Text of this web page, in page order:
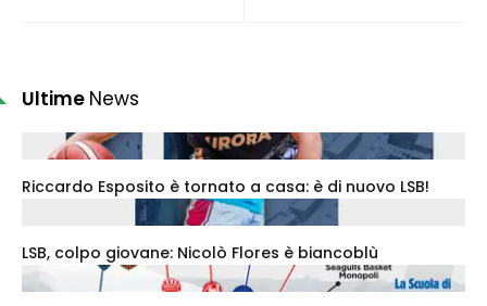
Ultime News
Riccardo Esposito è tornato a casa: è di nuovo LSB!
LSB, colpo giovane: Nicolò Flores è biancoblù